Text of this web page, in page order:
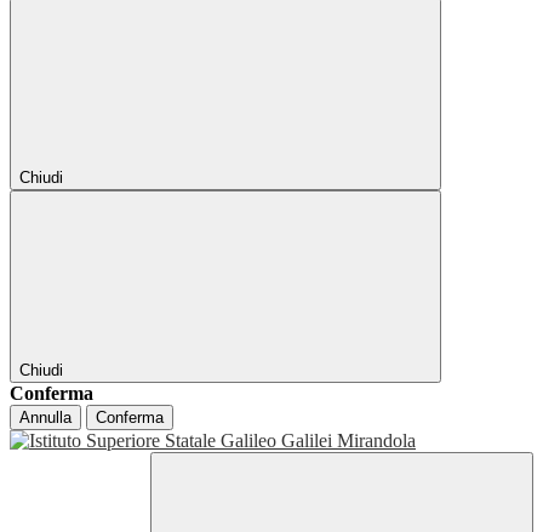
Chiudi
Chiudi
Conferma
Annulla Conferma